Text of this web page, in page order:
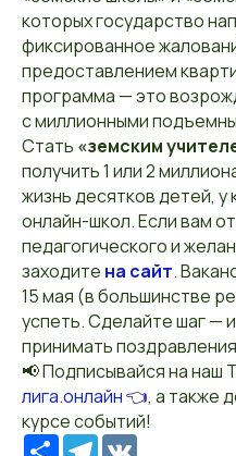
которых государство
фиксированное
предоставлением
программа — это
с миллионными
Стать «земским
получить 1 или 2
жизнь десятков детей,
онлайн-школ. Если вам
педагогического и
заходите на сайт.
15 мая (в большинстве
успеть. Сделайте шаг —
принимать
📢 Подписывайся на наш
лига.онлайн👈, а также
курсе событий!
РесурсTelegram